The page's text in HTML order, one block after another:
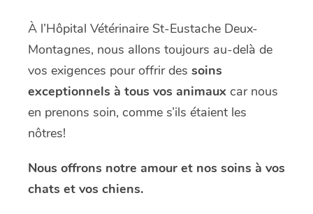
À l’Hôpital Vétérinaire St-Eustache Deux-
Montagnes, nous allons toujours au-delà de
vos exigences pour offrir des soins
exceptionnels à tous vos animaux car nous
en prenons soin, comme s’ils étaient les
nôtres!
Nous offrons notre amour et nos soins à vos
chats et vos chiens.